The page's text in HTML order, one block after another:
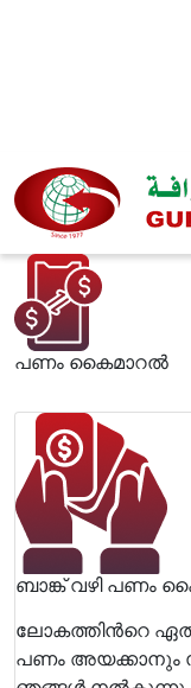
പണം കൈമാറല്‍
ബാങ്ക് വഴി പണം
ലോകത്തിന്‍റെ ഏത്
പണം അയക്കാനും